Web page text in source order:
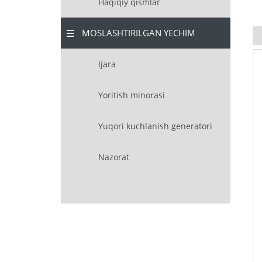
MOSLASHTIRILGAN YECHIM
Ijara
Yoritish minorasi
Yuqori kuchlanish generatori
Nazorat